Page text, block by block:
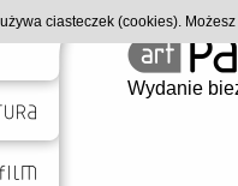
Wydanie
ciasteczek (cookies).